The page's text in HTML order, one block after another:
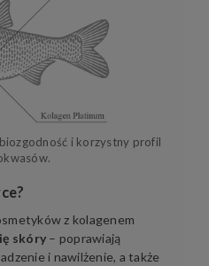
i korzystny profil
z kolagenem
skóry – poprawiają
i nawilżenie, a także